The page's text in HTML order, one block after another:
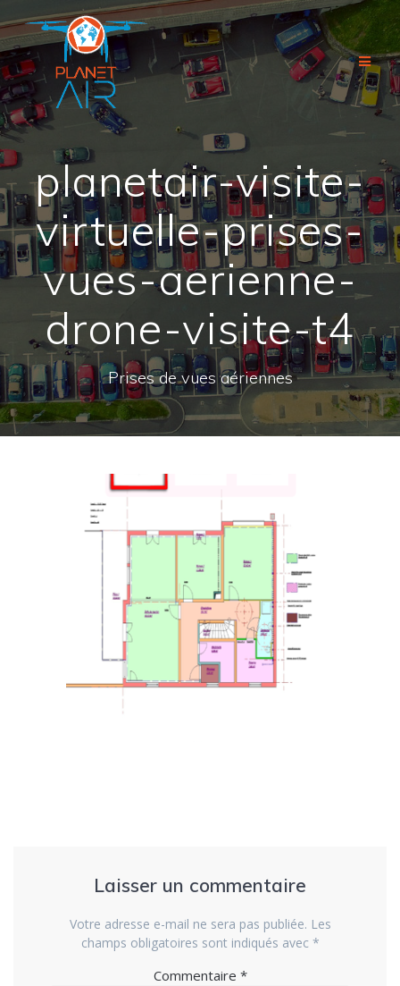
Passer
au
contenu
planetair-visite-
virtuelle-prises-
vues-aerienne-
drone-visite-t4
Prises de vues aériennes
Laisser un commentaire
Votre adresse e-mail ne sera pas publiée. Les
champs obligatoires sont indiqués avec *
Commentaire *